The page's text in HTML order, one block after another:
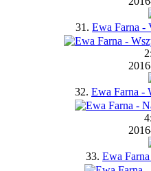
31. Ewa Farna -
32. Ewa Farna -
33. Ewa